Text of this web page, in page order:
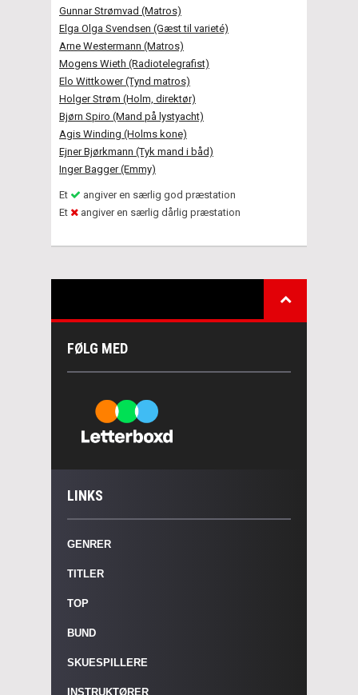
Gunnar Strømvad (Matros)
Elga Olga Svendsen (Gæst til varieté)
Arne Westermann (Matros)
Mogens Wieth (Radiotelegrafist)
Elo Wittkower (Tynd matros)
Holger Strøm (Holm, direktør)
Bjørn Spiro (Mand på lystyacht)
Agis Winding (Holms kone)
Ejner Bjørkmann (Tyk mand i båd)
Inger Bagger (Emmy)
Et
angiver en særlig god præstation
Et
angiver en særlig dårlig præstation
FØLG MED
LINKS
GENRER
TITLER
TOP
BUND
SKUESPILLERE
INSTRUKTØRER